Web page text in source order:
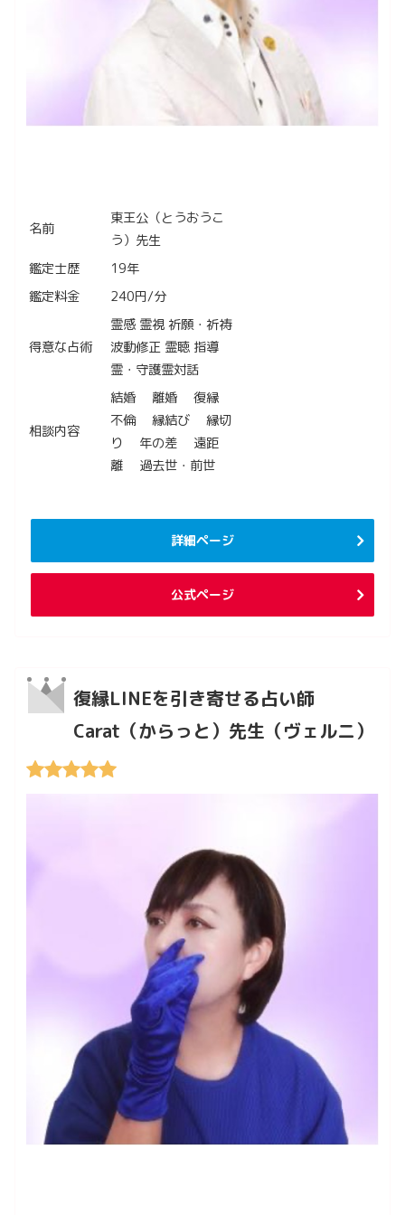
名前
東王公（とうおうこ
う）先生
鑑定士歴
19年
鑑定料金
240円/分
得意な占術
霊感 霊視 祈願・祈祷
波動修正 霊聴 指導
霊・守護霊対話
相談内容
結婚 離婚 復縁
不倫 縁結び 縁切
り 年の差 遠距
離 過去世・前世
詳細ページ
公式ページ
復縁LINEを引き寄せる占い師
Carat（からっと）先生（ヴェルニ）